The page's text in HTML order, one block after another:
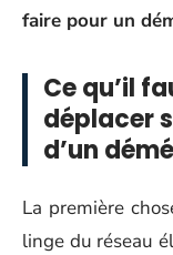
faire pour un
Ce qu’il
déplacer
d’un
La première
linge du réseau